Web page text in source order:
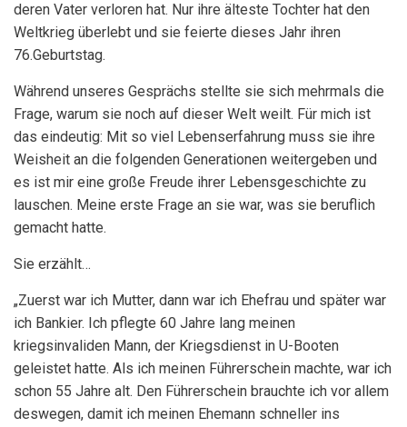
deren Vater verloren hat. Nur ihre älteste Tochter hat den
Weltkrieg überlebt und sie feierte dieses Jahr ihren
76.Geburtstag.
Während unseres Gesprächs stellte sie sich mehrmals die
Frage, warum sie noch auf dieser Welt weilt. Für mich ist
das eindeutig: Mit so viel Lebenserfahrung muss sie ihre
Weisheit an die folgenden Generationen weitergeben und
es ist mir eine große Freude ihrer Lebensgeschichte zu
lauschen. Meine erste Frage an sie war, was sie beruflich
gemacht hatte.
Sie erzählt…
„Zuerst war ich Mutter, dann war ich Ehefrau und später war
ich Bankier. Ich pflegte 60 Jahre lang meinen
kriegsinvaliden Mann, der Kriegsdienst in U-Booten
geleistet hatte. Als ich meinen Führerschein machte, war ich
schon 55 Jahre alt. Den Führerschein brauchte ich vor allem
deswegen, damit ich meinen Ehemann schneller ins